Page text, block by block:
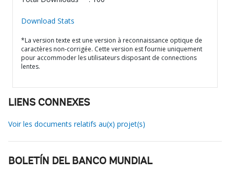
Download Stats
*La version texte est une version à reconnaissance optique de
caractères non-corrigée. Cette version est fournie uniquement
pour accommoder les utilisateurs disposant de connections
lentes.
LIENS CONNEXES
Voir les documents relatifs au(x) projet(s)
BOLETÍN DEL BANCO MUNDIAL